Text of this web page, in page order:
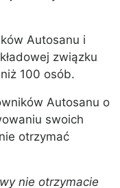
Autosanu i
związku
100 osób.
Autosanu o
swoich
otrzymać
nie otrzymacie